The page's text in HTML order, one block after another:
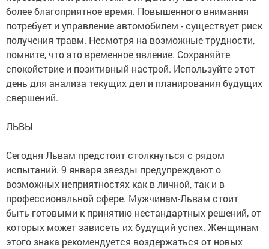
более благоприятное время. Повышенного внимания
потребует и управление автомобилем - существует риск
получения травм. Несмотря на возможные трудности,
помните, что это временное явление. Сохраняйте
спокойствие и позитивный настрой. Используйте этот
день для анализа текущих дел и планирования будущих
свершений.
ЛЬВЫ
Сегодня Львам предстоит столкнуться с рядом
испытаний. 9 января звезды предупреждают о
возможных неприятностях как в личной, так и в
профессиональной сфере. Мужчинам-Львам стоит
быть готовыми к принятию нестандартных решений, от
которых может зависеть их будущий успех. Женщинам
этого знака рекомендуется воздержаться от новых